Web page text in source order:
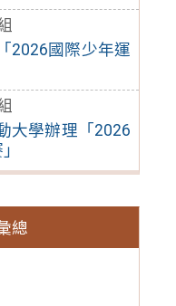
2026國際少年運
大學辦理「2026
總